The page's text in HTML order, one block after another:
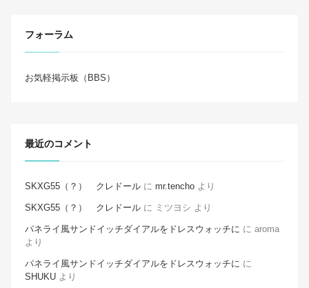
フォーラム
お気軽掲示板（BBS）
最近のコメント
SKXG55（？） クレドール に mr.tencho より
SKXG55（？） クレドール に ミツヨシ より
パネライ風サンドイッチダイアルをドレスウォッチに に aroma
より
パネライ風サンドイッチダイアルをドレスウォッチに に
SHUKU より